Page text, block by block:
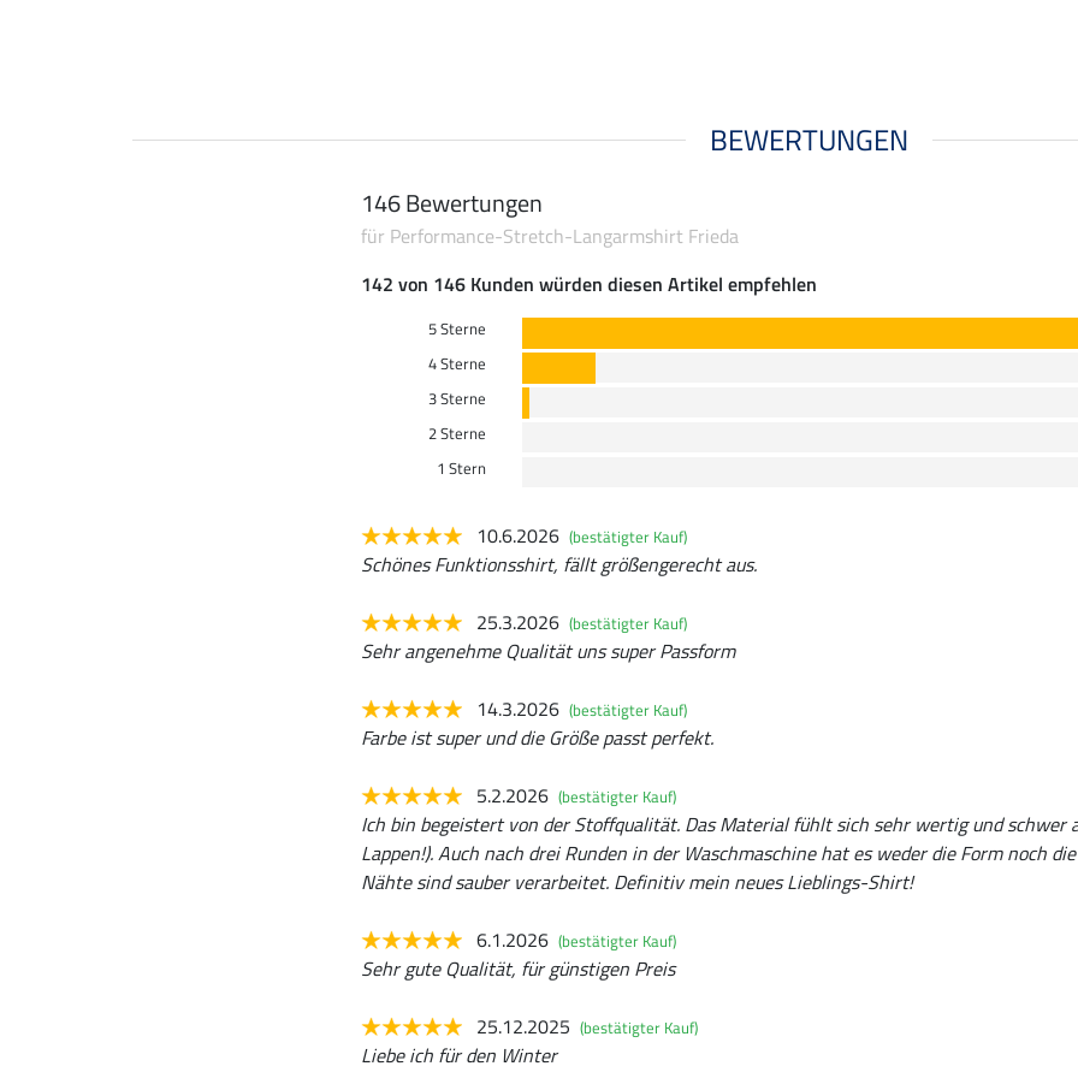
BEWERTUNGEN
146 Bewertungen
für Performance-Stretch-Langarmshirt Frieda
142 von 146 Kunden würden diesen Artikel empfehlen
5 Sterne
4 Sterne
3 Sterne
2 Sterne
1 Stern
10.6.2026 (bestätigter Kauf)
Schönes Funktionsshirt, fällt größengerecht aus.
25.3.2026 (bestätigter Kauf)
Sehr angenehme Qualität uns super Passform
14.3.2026 (bestätigter Kauf)
Farbe ist super und die Größe passt perfekt.
5.2.2026 (bestätigter Kauf)
Ich bin begeistert von der Stoffqualität. Das Material fühlt sich sehr wertig und schwer
Lappen!). Auch nach drei Runden in der Waschmaschine hat es weder die Form noch
Nähte sind sauber verarbeitet. Definitiv mein neues Lieblings-Shirt!
6.1.2026 (bestätigter Kauf)
Sehr gute Qualität, für günstigen Preis
25.12.2025 (bestätigter Kauf)
Liebe ich für den Winter